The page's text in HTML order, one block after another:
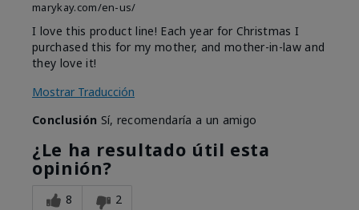
marykay.com/en-us/
I love this product line! Each year for Christmas I
purchased this for my mother, and mother-in-law and
they love it!
Mostrar Traducción
Conclusión Sí, recomendaría a un amigo
¿Le ha resultado útil esta
opinión?
8 2